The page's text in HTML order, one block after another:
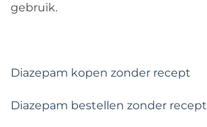
gebruik.
Diazepam kopen zonder recept
Diazepam bestellen zonder recept